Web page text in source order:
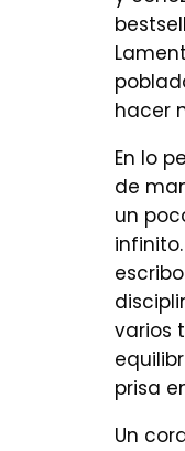
hacer
En lo
de
un
varios
prisa
Un